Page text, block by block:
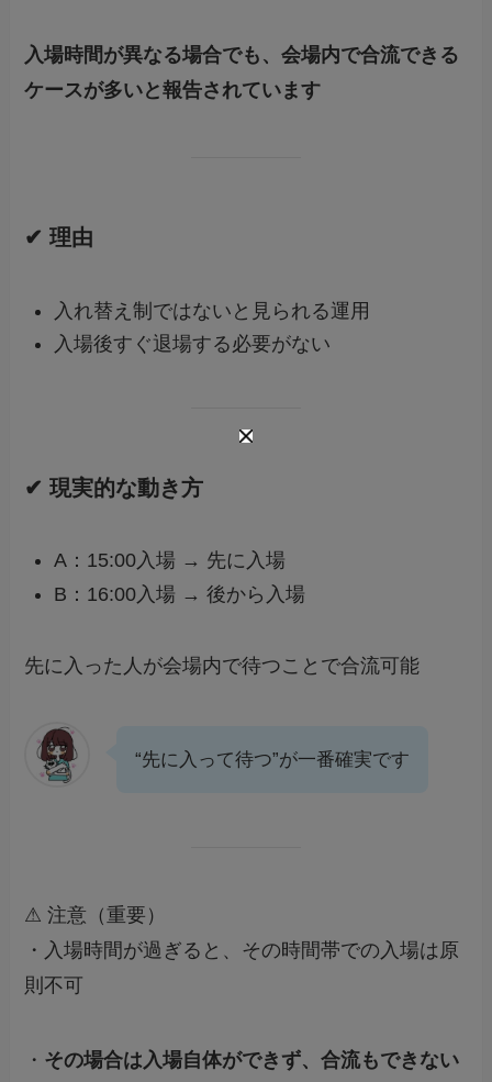
入場時間が異なる場合でも、会場内で合流できる
ケースが多いと報告されています
✔ 理由
入れ替え制ではないと見られる運用
入場後すぐ退場する必要がない
✔ 現実的な動き方
A：15:00入場 → 先に入場
B：16:00入場 → 後から入場
先に入った人が会場内で待つことで合流可能
“先に入って待つ”が一番確実です
⚠ 注意（重要）
・入場時間が過ぎると、その時間帯での入場は原
則不可
・ その場合は入場自体ができず、合流もできない